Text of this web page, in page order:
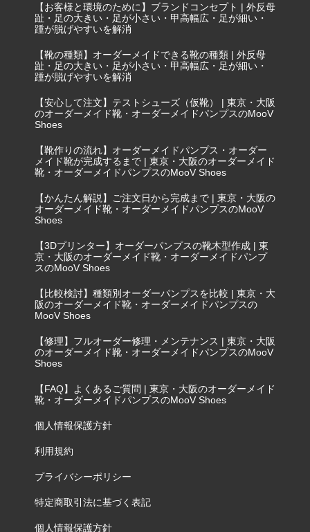
【お客様と環境のために】ブランドコンセプト | 外反母
趾・足の大きい・足が小さい・甲高幅広・足が細い・
踵が脱げやすいを解消
【靴の種類】オーダーメイドできる靴の種類 | 外反母
趾・足の大きい・足が小さい・甲高幅広・足が細い・
踵が脱げやすいを解消
【安心して注文】テストシューズ（仮靴） | 東京・大阪
のオーダーメイド靴・オーダーメイドパンプスのMooV
Shoes
【靴作りの流れ】オーダーメイドパンプス・オーダー
メイド靴が完成するまで | 東京・大阪のオーダーメイド
靴・オーダーメイドパンプスのMooV Shoes
【かんたん解説】ご注文日から完成まで | 東京・大阪の
オーダーメイド靴・オーダーメイドパンプスのMooV
Shoes
【3Dプリンター】オーダーパンプスの靴木型作成 | 東
京・大阪のオーダーメイド靴・オーダーメイドパンプ
スのMooV Shoes
【比較検討】種類別オーダーパンプスを比較 | 東京・大
阪のオーダーメイド靴・オーダーメイドパンプスの
MooV Shoes
【修理】フルオーダー修理・メンテナンス | 東京・大阪
のオーダーメイド靴・オーダーメイドパンプスのMooV
Shoes
【FAQ】よくあるご質問 | 東京・大阪のオーダーメイド
靴・オーダーメイドパンプスのMooV Shoes
個人情報保護方針
利用規約
プライバシーポリシー
特定商取引法に基づく表記
個人情報保護方針